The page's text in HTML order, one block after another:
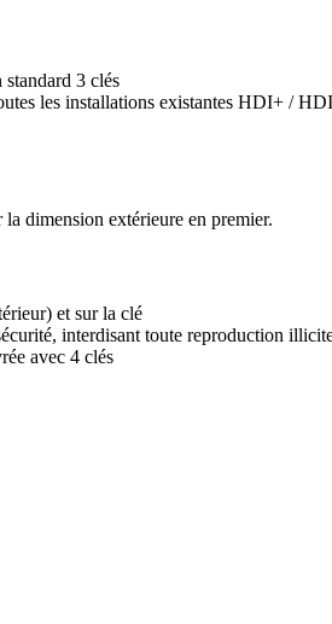
3 clés
les installations existantes HDI+ / HDI
dimension extérieure en premier.
et sur la clé
interdisant toute reproduction
avec 4 clés